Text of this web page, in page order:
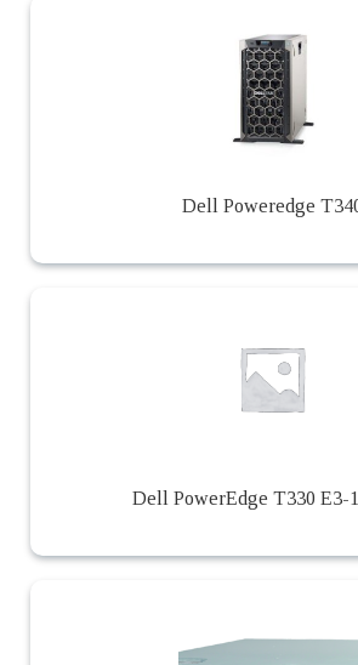
Dell Poweredge
Dell PowerEdge T330 E3-